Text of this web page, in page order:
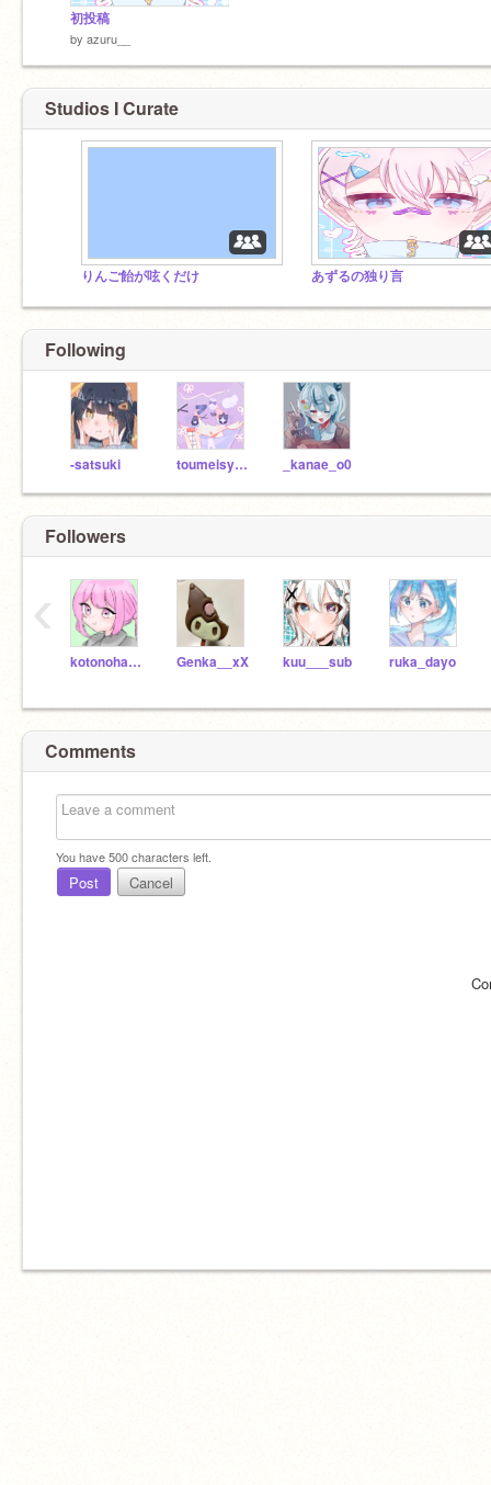
初投稿
by azuru__
Studios I Curate
りんご飴が呟くだけ あずるの独り言
Following
-satsuki toumeisyoku__x-x _kanae_o0
Followers
kotonoha_okane Genka__xX kuu___sub ruka_dayo
‹
Comments
You have500characters left.
Post Cancel